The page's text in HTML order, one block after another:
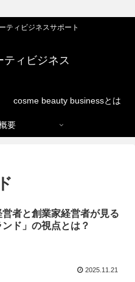
ティビジネスサポート
ティビジネス
cosme beauty businessとは
要
営者と創業家経営者が見る
ンド」の視点とは？
2025.11.21